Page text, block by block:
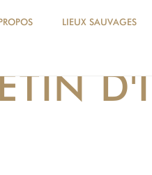
LIEUX SAUVAGES